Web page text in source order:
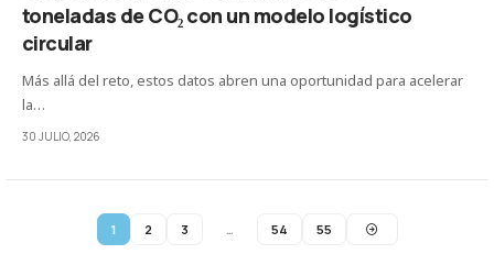
toneladas de CO₂ con un modelo logístico
circular
Más allá del reto, estos datos abren una oportunidad para acelerar
la…
30 JULIO, 2026
1 2 3 … 54 55